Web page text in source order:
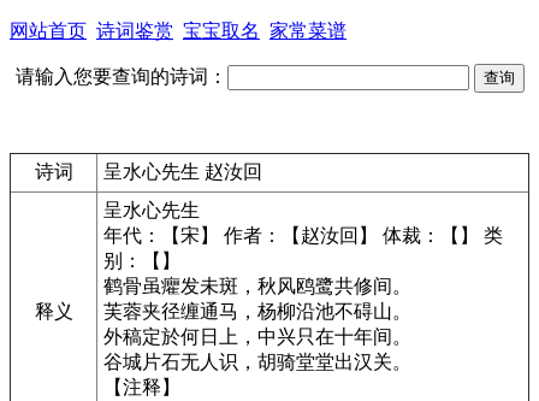
网站首页 诗词鉴赏 宝宝取名 家常菜谱
请输入您要查询的诗词：
诗词 呈水心先生 赵汝回
释义
呈水心先生
年代：【宋】 作者：【赵汝回】 体裁：【】 类
别：【】
鹤骨虽癯发未斑，秋风鸥鹭共修间。
芙蓉夹径缠通马，杨柳沿池不碍山。
外稿定於何日上，中兴只在十年间。
谷城片石无人识，胡骑堂堂出汉关。
【注释】